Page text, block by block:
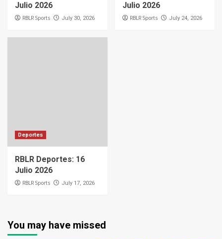
Julio 2026
RBLR Sports July 30, 2026
Julio 2026
RBLR Sports July 24, 2026
Deportes
RBLR Deportes: 16
Julio 2026
RBLR Sports July 17, 2026
You may have missed